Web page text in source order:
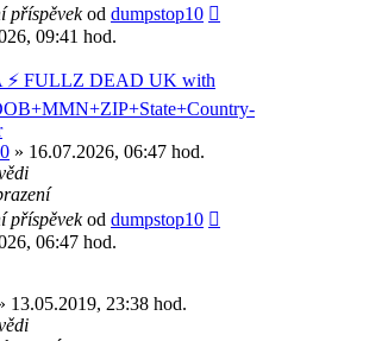
příspěvekod dumpstop10
09:41 hod.
FULLZ DEAD UK with
» 16.07.2026, 06:47 hod.
příspěvekod dumpstop10
06:47 hod.
13.05.2019, 23:38 hod.